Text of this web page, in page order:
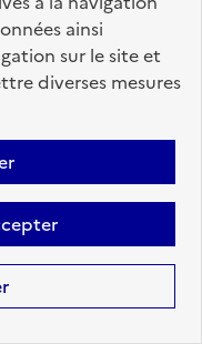
ainsi
sur le site et
diverses mesures
DE
des groupements